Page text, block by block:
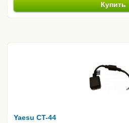
Купить
Yaesu CT-44